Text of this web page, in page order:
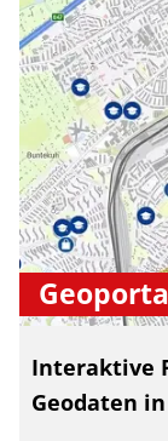
Interaktive
Geodaten